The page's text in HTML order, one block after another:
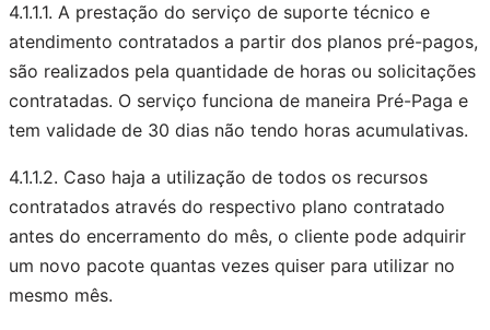
4.1.1.1. A prestação do serviço de suporte técnico e
atendimento contratados a partir dos planos pré-pagos,
são realizados pela quantidade de horas ou solicitações
contratadas. O serviço funciona de maneira Pré-Paga e
tem validade de 30 dias não tendo horas acumulativas.
4.1.1.2. Caso haja a utilização de todos os recursos
contratados através do respectivo plano contratado
antes do encerramento do mês, o cliente pode adquirir
um novo pacote quantas vezes quiser para utilizar no
mesmo mês.